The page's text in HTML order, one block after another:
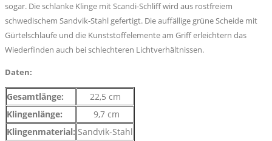
sogar. Die schlanke Klinge mit Scandi-Schliff wird aus rostfreiem
schwedischem Sandvik-Stahl gefertigt. Die auffällige grüne Scheide mit
Gürtelschlaufe und die Kunststoffelemente am Griff erleichtern das
Wiederfinden auch bei schlechteren Lichtverhältnissen.
Daten:
Gesamtlänge:
22,5 cm
Klingenlänge:
9,7 cm
Klingenmaterial: Sandvik-Stahl